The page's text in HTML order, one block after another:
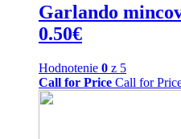
Garlando
0.50€
Hodnotenie 0 z 5
Call for Price Call for